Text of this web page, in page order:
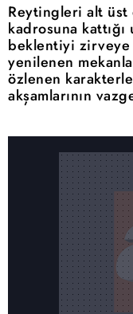
Reytingleri alt üst
kadrosuna
beklentiyi zirveye
yenilenen
özlenen
akşamlarının